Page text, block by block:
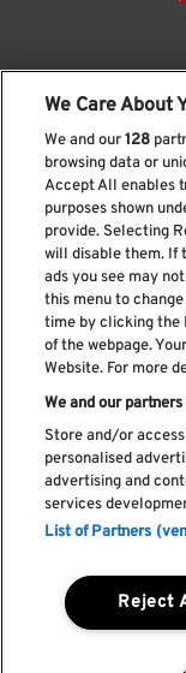
Li e aceito
We Care About
We and our128
browsing data or
Accept All enables
purposes shown
provide. Selecting
will disable them. If
ads you see may
this menu to
time by clicking the
of the webpage.
Website. For more
We and our
Store and/or
personalised
advertising and
services
List of Partners
Reject